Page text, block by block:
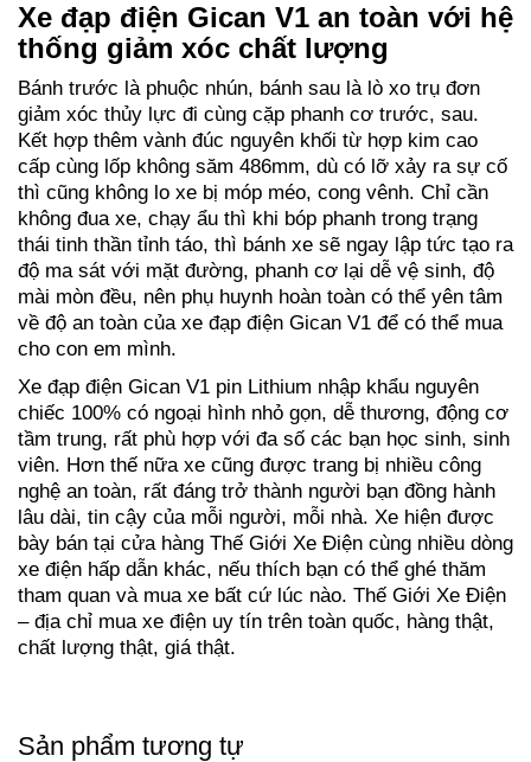
Xe đạp điện Gican V1 an toàn với hệ
thống giảm xóc chất lượng
Bánh trước là phuộc nhún, bánh sau là lò xo trụ đơn
giảm xóc thủy lực đi cùng cặp phanh cơ trước, sau.
Kết hợp thêm vành đúc nguyên khối từ hợp kim cao
cấp cùng lốp không săm 486mm, dù có lỡ xảy ra sự cố
thì cũng không lo xe bị móp méo, cong vênh. Chỉ cần
không đua xe, chạy ẩu thì khi bóp phanh trong trạng
thái tinh thần tỉnh táo, thì bánh xe sẽ ngay lập tức tạo ra
độ ma sát với mặt đường, phanh cơ lại dễ vệ sinh, độ
mài mòn đều, nên phụ huynh hoàn toàn có thể yên tâm
về độ an toàn của xe đạp điện Gican V1 để có thể mua
cho con em mình.
Xe đạp điện Gican V1 pin Lithium nhập khẩu nguyên
chiếc 100% có ngoại hình nhỏ gọn, dễ thương, động cơ
tầm trung, rất phù hợp với đa số các bạn học sinh, sinh
viên. Hơn thế nữa xe cũng được trang bị nhiều công
nghệ an toàn, rất đáng trở thành người bạn đồng hành
lâu dài, tin cậy của mỗi người, mỗi nhà. Xe hiện được
bày bán tại cửa hàng Thế Giới Xe Điện cùng nhiều dòng
xe điện hấp dẫn khác, nếu thích bạn có thể ghé thăm
tham quan và mua xe bất cứ lúc nào. Thế Giới Xe Điện
– địa chỉ mua xe điện uy tín trên toàn quốc, hàng thật,
chất lượng thật, giá thật.
Sản phẩm tương tự